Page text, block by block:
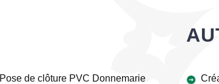
Pose de clôture PVC Donnemarie